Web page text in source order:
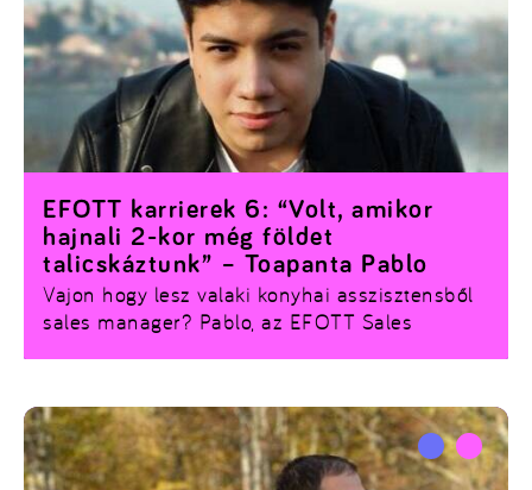
Vajon hogy lesz valaki konyhai asszisztensből
sales manager? Pablo, az EFOTT Sales
akik hasonló munkakörben szeretnének
dolgozni.
EFOTT karrierek 6: “Volt, amikor
hajnali 2-kor még földet
talicskáztunk” – Toapanta Pablo